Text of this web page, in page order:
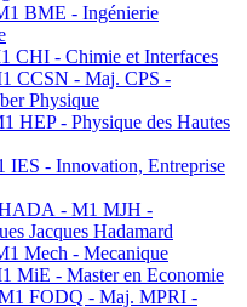
BME - Ingénierie
CHI - Chimie et Interfaces
CCSN - Maj. CPS -
Physique
HEP - Physique des Hautes
IES - Innovation, Entreprise
- M1 MJH -
Jacques Hadamard
Mech - Mecanique
MiE - Master en Economie
FODQ - Maj. MPRI -